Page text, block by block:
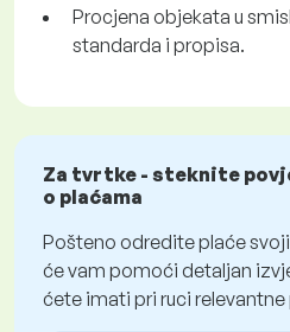
Procjena objekata u
standarda i propisa.
Za tvrtke - steknite
o plaćama
Pošteno odredite plaće
će vam pomoći detaljan
ćete imati pri ruci